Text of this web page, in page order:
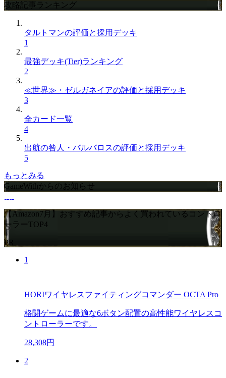
攻略記事ランキング
タルトマンの評価と採用デッキ
1
最強デッキ(Tier)ランキング
2
≪世界≫・ゼルガネイアの評価と採用デッキ
3
全カード一覧
4
出航の咎人・バルバロスの評価と採用デッキ
5
もっとみる
GameWithからのお知らせ
【Amazon7月】おすすめ記事からよく買われているコントロ
ーラーTOP4
PR
1
HORIワイヤレスファイティングコマンダー OCTA Pro
格闘ゲームに最適な6ボタン配置の高性能ワイヤレスコ
ントローラーです。
28,308円
2